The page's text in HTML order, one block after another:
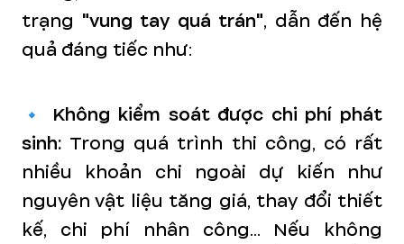
trạng "vung tay quá trán", dẫn đến hệ
quả đáng tiếc như:
🔹 Không kiểm soát được chi phí phát
sinh: Trong quá trình thi công, có rất
nhiều khoản chi ngoài dự kiến như
nguyên vật liệu tăng giá, thay đổi thiết
kế, chi phí nhân công... Nếu không